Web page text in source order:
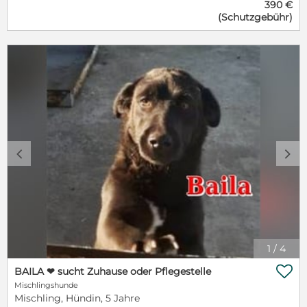
wenn dann genug ist, wird welpentypisch mit ihrem
Bruder getobt und gespielt. So gehört sich das ja
auch. Auch für eine Prinzessin, die sich dann einfach
die Krone richtet und weiter lernt Hund zu sein. Auch
sie ist sehr schlau und möchte viel lernen.
Sicherheit: geimpft, gechipt, EU-Pass vorhanden.
Bemerkungen: GIGOLO & GIULIA sind Geschwister.
Ihre Mama ist unsere GWENDOLYN. Da die Mama
absolut keine Katzen mag, haben wir dies auch nicht
mit den Welpen ausprobiert. Bedeutet ja für alle
Stress. ****** Interesse geweckt? Wenn Sie nähere
Informationen zu dem Tier wünschen, schreiben Sie
uns bitte eine Nachricht.
390 €
(Schutzgebühr)
1 / 4
c d
BAILA ❤ sucht Zuhause oder Pflegestelle
Mischlingshunde
Mischling, Hündin, 5 Jahre
